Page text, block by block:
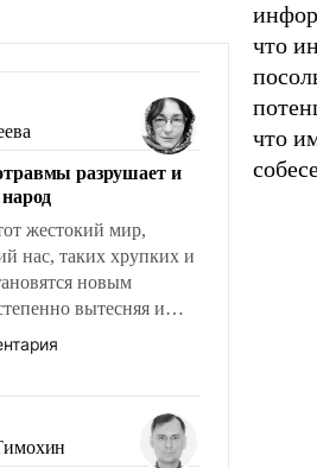
разрушает и
жестокий мир,
нас, таких хрупких и
новым
вытесняя и
требование к
мужественным и
помогать
вперед и
что
что